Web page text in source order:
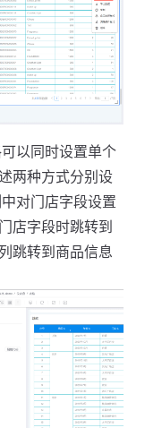
以同时设置单个
两种方式分别设
对门店字段设置
店字段时跳转到
跳转到商品信息